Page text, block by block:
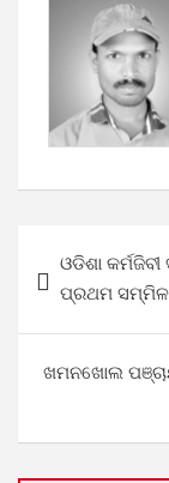
navigation
ଓଡିଶା
ପ୍ରଥମ
ଖମନଖୋଲ